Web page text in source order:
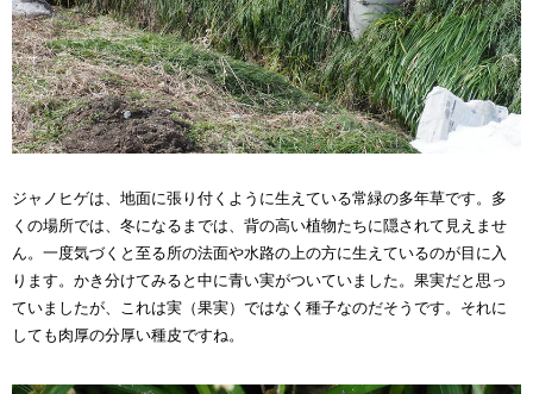
ジャノヒゲは、地面に張り付くように生えている常緑の多年草です。多
くの場所では、冬になるまでは、背の高い植物たちに隠されて見えませ
ん。一度気づくと至る所の法面や水路の上の方に生えているのが目に入
ります。かき分けてみると中に青い実がついていました。果実だと思っ
ていましたが、これは実（果実）ではなく種子なのだそうです。それに
しても肉厚の分厚い種皮ですね。